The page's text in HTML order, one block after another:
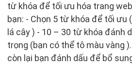
từ khóa để tối ưu hóa trang
bạn: - Chọn 5 từ khóa để tối ưu
lá cây ) - 10 – 30 từ khóa đánh
trọng (bạn có thể tô màu vàng
còn lại bạn đánh dấu để bổ